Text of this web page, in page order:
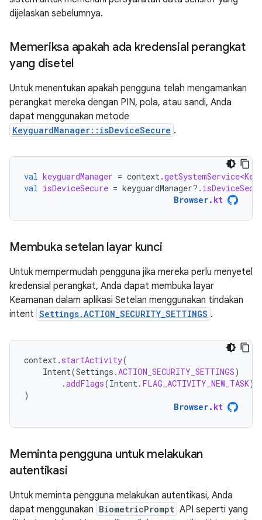
dijelaskan sebelumnya.
Memeriksa apakah ada kredensial perangkat
yang disetel
Untuk menentukan apakah pengguna telah mengamankan
perangkat mereka dengan PIN, pola, atau sandi, Anda
dapat menggunakan metode
KeyguardManager::isDeviceSecure .
val keyguardManager = context.
val isDeviceSecure = keyguardManager?.
Browser. kt
Membuka setelan layar kunci
Untuk mempermudah pengguna jika mereka perlu menyetel
kredensial perangkat, Anda dapat membuka layar
Keamanan dalam aplikasi Setelan menggunakan tindakan
intent Settings.ACTION_SECURITY_SETTINGS .
context. startActivity(
Intent(Settings .ACTION_SECURITY_SETTINGS)
.addFlags(Intent. FLAG_ACTIVITY_NEW_TASK)
)
Browser. kt
Meminta pengguna untuk melakukan
autentikasi
Untuk meminta pengguna melakukan autentikasi, Anda
dapat menggunakan BiometricPrompt API seperti yang